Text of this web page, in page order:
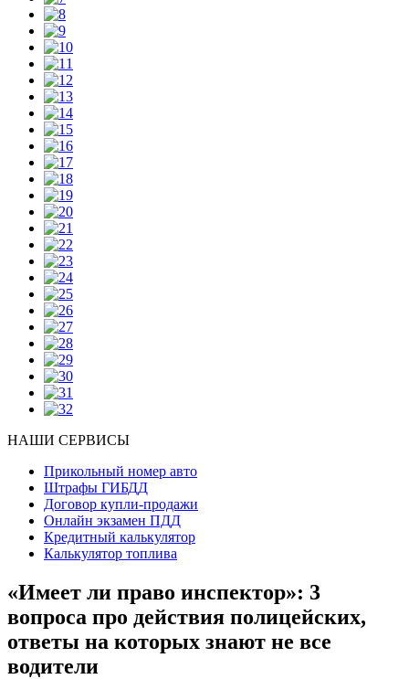
НАШИ СЕРВИСЫ
Прикольный номер авто
Штрафы ГИБДД
Договор купли-продажи
Онлайн экзамен ПДД
Кредитный калькулятор
Калькулятор топлива
«Имеет ли право инспектор»: 3
вопроса про действия полицейских,
ответы на которых знают не все
водители